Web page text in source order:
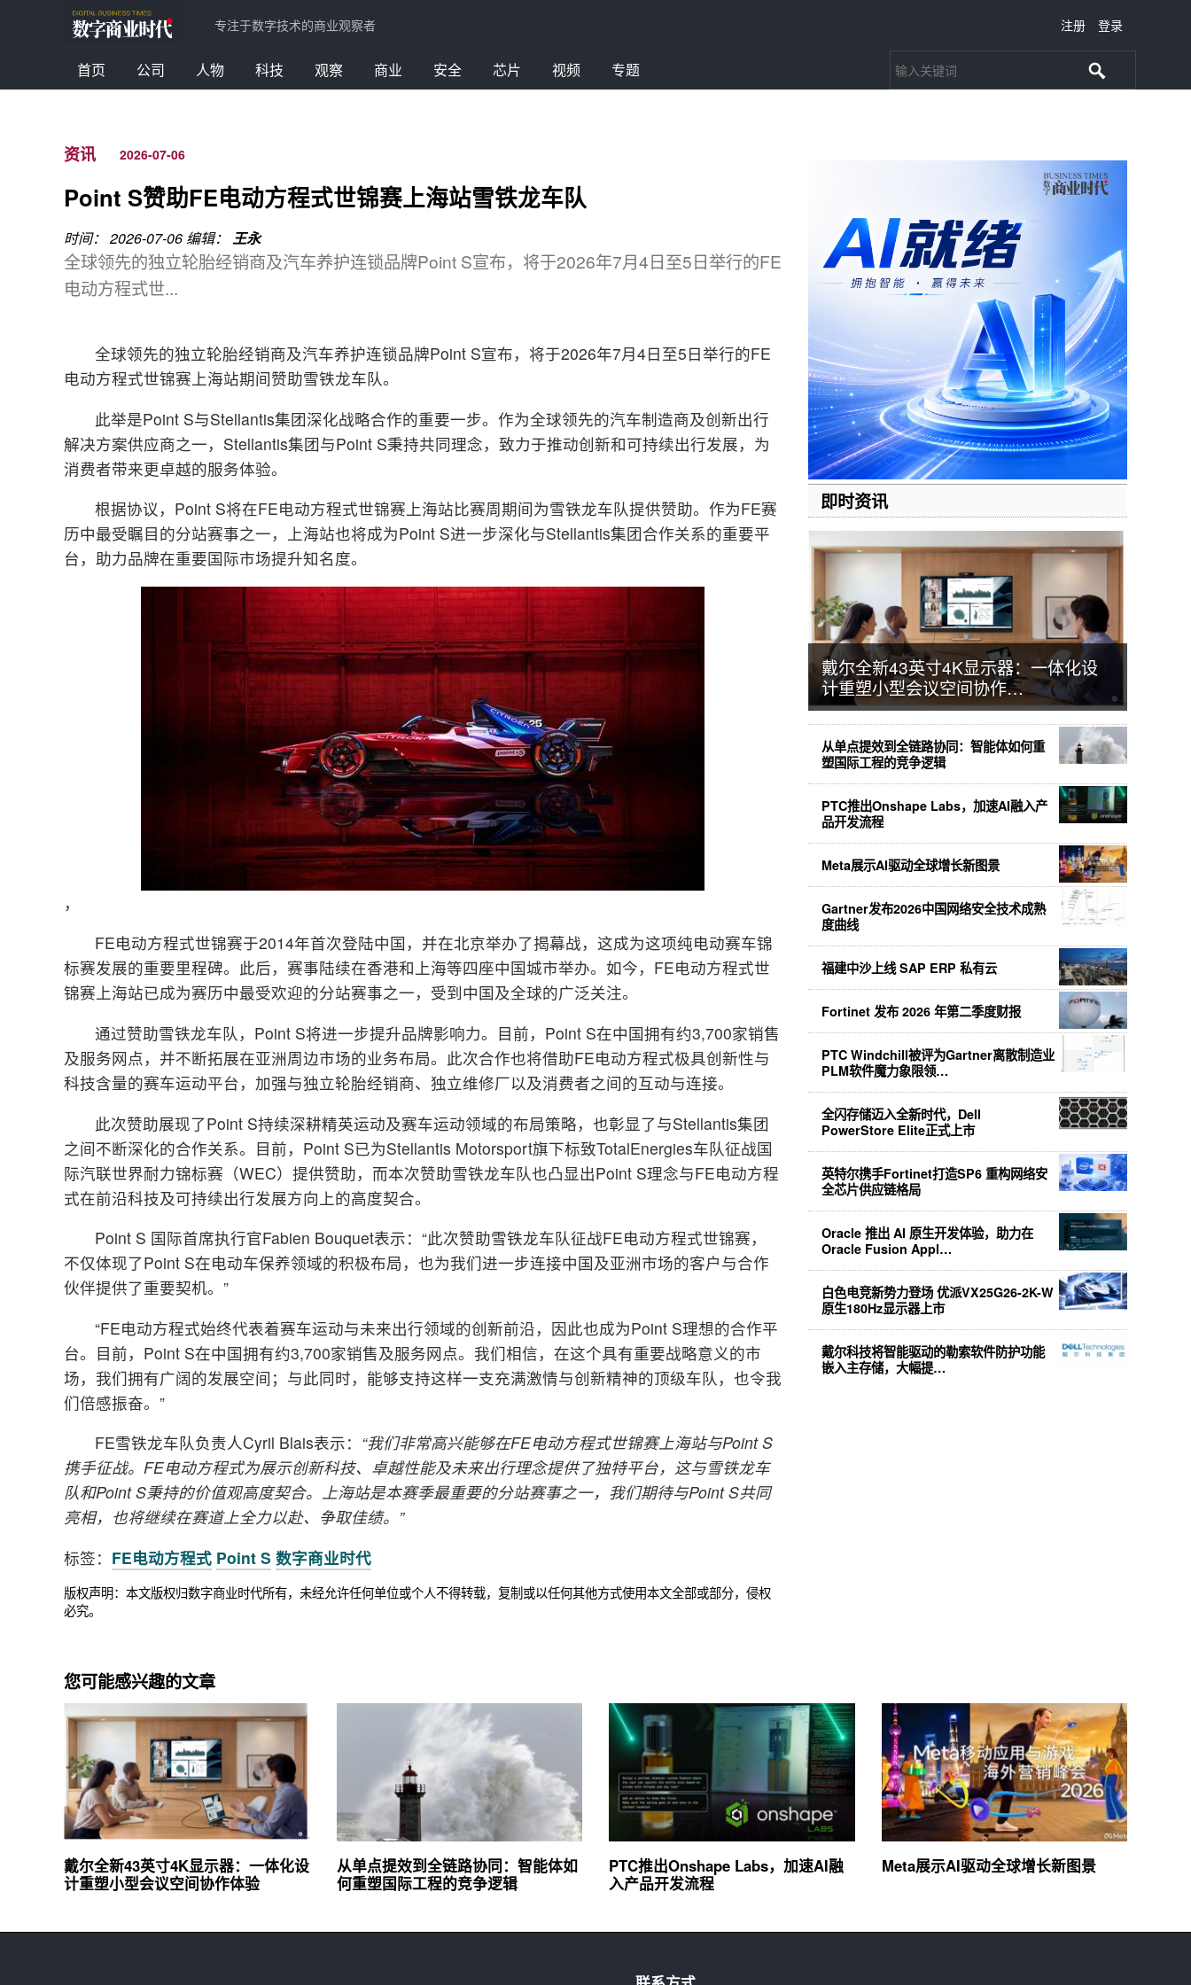
专注于数字技术的商业观察者 注册 登录
首页 公司 人物 科技 观察 商业 安全 芯片 视频 专题
资讯 2026-07-06
Point S赞助FE电动方程式世锦赛上海站雪铁龙车队
时间： 2026-07-06编辑： 王永
全球领先的独立轮胎经销商及汽车养护连锁品牌Point S宣布，将于2026年7月4日至5日举行的FE
电动方程式世...
全球领先的独立轮胎经销商及汽车养护连锁品牌Point S宣布，将于2026年7月4日至5日举行的FE
电动方程式世锦赛上海站期间赞助雪铁龙车队。
此举是Point S与Stellantis集团深化战略合作的重要一步。作为全球领先的汽车制造商及创新出行
解决方案供应商之一，Stellantis集团与Point S秉持共同理念，致力于推动创新和可持续出行发展，为
消费者带来更卓越的服务体验。
根据协议，Point S将在FE电动方程式世锦赛上海站比赛周期间为雪铁龙车队提供赞助。作为FE赛
历中最受瞩目的分站赛事之一，上海站也将成为Point S进一步深化与Stellantis集团合作关系的重要平
台，助力品牌在重要国际市场提升知名度。
，
FE电动方程式世锦赛于2014年首次登陆中国，并在北京举办了揭幕战，这成为这项纯电动赛车锦
标赛发展的重要里程碑。此后，赛事陆续在香港和上海等四座中国城市举办。如今，FE电动方程式世
锦赛上海站已成为赛历中最受欢迎的分站赛事之一，受到中国及全球的广泛关注。
通过赞助雪铁龙车队，Point S将进一步提升品牌影响力。目前，Point S在中国拥有约3,700家销售
及服务网点，并不断拓展在亚洲周边市场的业务布局。此次合作也将借助FE电动方程式极具创新性与
科技含量的赛车运动平台，加强与独立轮胎经销商、独立维修厂以及消费者之间的互动与连接。
此次赞助展现了Point S持续深耕精英运动及赛车运动领域的布局策略，也彰显了与Stellantis集团
之间不断深化的合作关系。目前，Point S已为Stellantis Motorsport旗下标致TotalEnergies车队征战国
际汽联世界耐力锦标赛（WEC）提供赞助，而本次赞助雪铁龙车队也凸显出Point S理念与FE电动方程
式在前沿科技及可持续出行发展方向上的高度契合。
Point S 国际首席执行官Fabien Bouquet表示：“此次赞助雪铁龙车队征战FE电动方程式世锦赛，
不仅体现了Point S在电动车保养领域的积极布局，也为我们进一步连接中国及亚洲市场的客户与合作
伙伴提供了重要契机。”
“FE电动方程式始终代表着赛车运动与未来出行领域的创新前沿，因此也成为Point S理想的合作平
台。目前，Point S在中国拥有约3,700家销售及服务网点。我们相信，在这个具有重要战略意义的市
场，我们拥有广阔的发展空间；与此同时，能够支持这样一支充满激情与创新精神的顶级车队，也令我
们倍感振奋。”
FE雪铁龙车队负责人Cyril Blais表示： “我们非常高兴能够在FE电动方程式世锦赛上海站与Point S
携手征战。 FE电动方程式为展示创新科技、卓越性能及未来出行理念提供了独特平台，这与雪铁龙车
队和Point S秉持的价值观高度契合。上海站是本赛季最重要的分站赛事之一，我们期待与Point S共同
亮相，也将继续在赛道上全力以赴、争取佳绩。 ”
标签： FE电动方程式 Point S 数字商业时代
版权声明：本文版权归数字商业时代所有，未经允许任何单位或个人不得转载，复制或以任何其他方式使用本文全部或部分，侵权
必究。
即时资讯
戴尔全新43英寸4K显示器：一体化设
计重塑小型会议空间协作…
从单点提效到全链路协同：智能体如何重
塑国际工程的竞争逻辑
PTC推出Onshape Labs，加速AI融入产
品开发流程
Meta展示AI驱动全球增长新图景
Gartner发布2026中国网络安全技术成熟
度曲线
福建中沙上线 SAP ERP 私有云
Fortinet 发布 2026 年第二季度财报
PTC Windchill被评为Gartner离散制造业
PLM软件魔力象限领…
全闪存储迈入全新时代，Dell
PowerStore Elite正式上市
英特尔携手Fortinet打造SP6 重构网络安
全芯片供应链格局
Oracle 推出 AI 原生开发体验，助力在
Oracle Fusion Appl…
白色电竞新势力登场 优派VX25G26-2K-W
原生180Hz显示器上市
戴尔科技将智能驱动的勒索软件防护功能
嵌入主存储，大幅提…
您可能感兴趣的文章
戴尔全新43英寸4K显示器：一体化设
计重塑小型会议空间协作体验
从单点提效到全链路协同：智能体如
何重塑国际工程的竞争逻辑
PTC推出Onshape Labs，加速AI融
入产品开发流程
Meta展示AI驱动全球增长新图景